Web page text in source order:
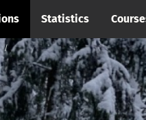
Statistics